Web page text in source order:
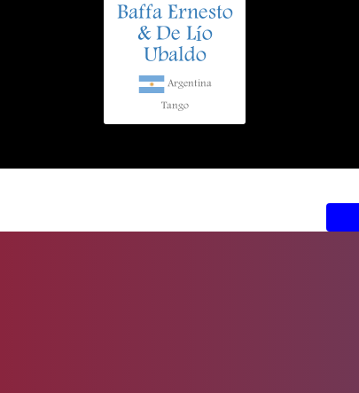
Baffa Ernesto
& De Lío
Ubaldo
Argentina
Tango